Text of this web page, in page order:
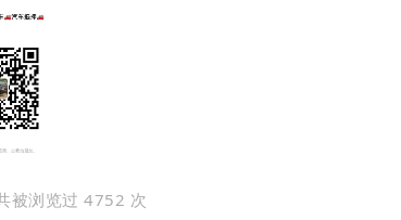
被浏览过 4752 次